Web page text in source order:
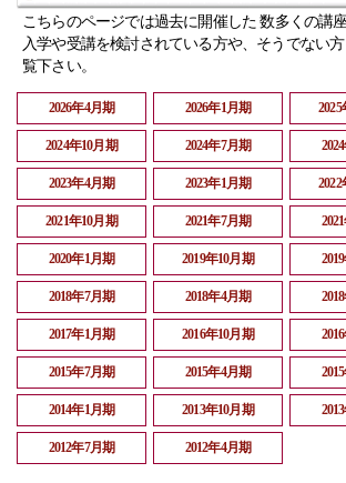
こちらのページでは過去に開催した 数多くの講
入学や受講を検討されている方や、そうでない
覧下さい。
2026年4月期 2026年1月期
2024年10月期 2024年7月期
2023年4月期 2023年1月期
2021年10月期 2021年7月期
2020年1月期 2019年10月期
2018年7月期 2018年4月期
2017年1月期 2016年10月期
2015年7月期 2015年4月期
2014年1月期 2013年10月期
2012年7月期 2012年4月期